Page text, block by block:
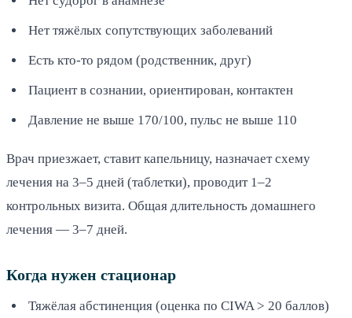
Нет тяжёлых сопутствующих заболеваний
Есть кто-то рядом (родственник, друг)
Пациент в сознании, ориентирован, контактен
Давление не выше 170/100, пульс не выше 110
Врач приезжает, ставит капельницу, назначает схему
лечения на 3–5 дней (таблетки), проводит 1–2
контрольных визита. Общая длительность домашнего
лечения — 3–7 дней.
Когда нужен стационар
Тяжёлая абстиненция (оценка по CIWA > 20 баллов)